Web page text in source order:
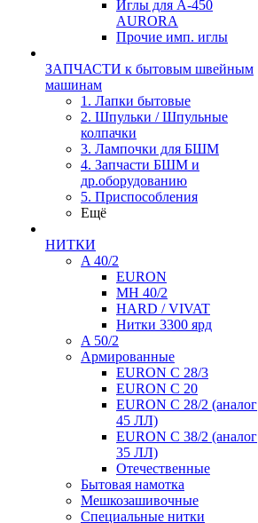
Иглы для А-450
AURORA
Прочие имп. иглы
ЗАПЧАСТИ к бытовым швейным
машинам
1. Лапки бытовые
2. Шпульки / Шпульные
колпачки
3. Лампочки для БШМ
4. Запчасти БШМ и
др.оборудованию
5. Приспособления
Ещё
НИТКИ
A 40/2
EURON
MH 40/2
HARD / VIVAT
Нитки 3300 ярд
A 50/2
Армированные
EURON C 28/3
EURON C 20
EURON C 28/2 (аналог
45 ЛЛ)
EURON C 38/2 (аналог
35 ЛЛ)
Отечественные
Бытовая намотка
Мешкозашивочные
Специальные нитки